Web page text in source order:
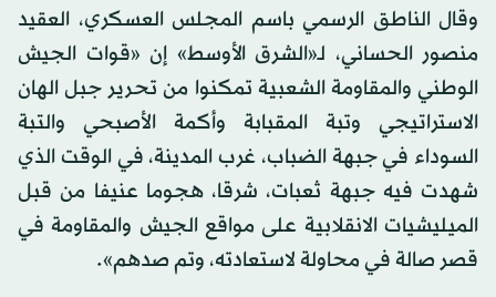
وقال الناطق الرسمي باسم المجلس العسكري، العقيد
منصور الحساني، لـ«الشرق الأوسط» إن «قوات الجيش
الوطني والمقاومة الشعبية تمكنوا من تحرير جبل الهان
الاستراتيجي وتبة المقبابة وأكمة الأصبحي والتبة
السوداء في جبهة الضباب، غرب المدينة، في الوقت الذي
شهدت فيه جبهة ثعبات، شرقا، هجوما عنيفا من قبل
الميليشيات الانقلابية على مواقع الجيش والمقاومة في
قصر صالة في محاولة لاستعادته، وتم صدهم».